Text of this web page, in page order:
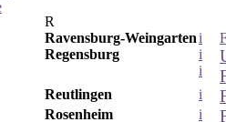
R
Ravensburg-Weingarteni
Regensburg
i
i
Reutlingen i
Rosenheim i